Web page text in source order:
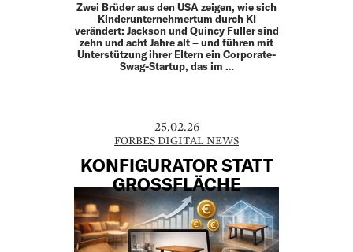
Zwei Brüder aus den USA zeigen, wie sich
Kinderunternehmertum durch KI
verändert: Jackson und Quincy Fuller sind
zehn und acht Jahre alt – und führen mit
Unterstützung ihrer Eltern ein Corporate-
Swag-Startup, das im …
25.02.26
FORBES DIGITAL NEWS
KONFIGURATOR STATT
GROSSFLÄCHE